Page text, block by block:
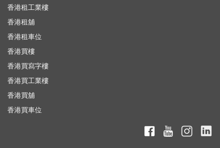
香港租工業樓
香港租舖
香港租車位
香港買樓
香港買寫字樓
香港買工業樓
香港買舖
香港買車位